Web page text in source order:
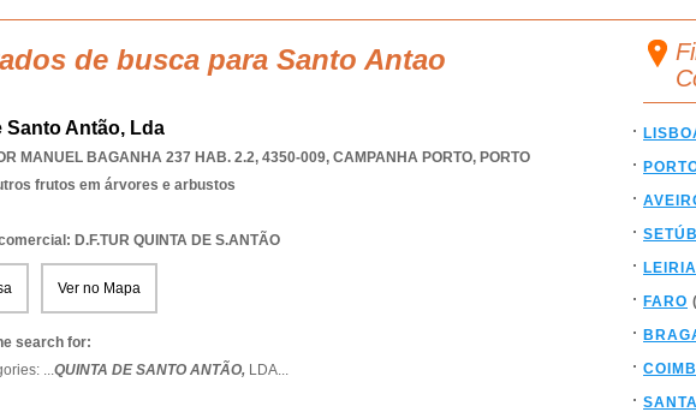
de busca para Santo Antao
Santo Antão, Lda
MANUEL BAGANHA 237 HAB. 2.2, 4350-009, CAMPANHA PORTO, PORTO
frutos em árvores e arbustos
D.F.TUR QUINTA DE S.ANTÃO
Ver no Mapa
search for:
...QUINTA DE SANTO ANTÃO, LDA...
LEIRIA
FARO